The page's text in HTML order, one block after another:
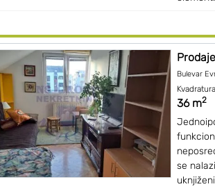
Bulevar
36 m2
se